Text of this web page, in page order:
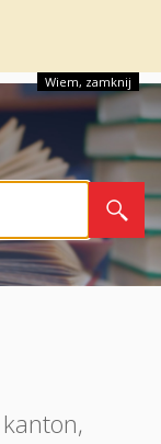
Wiem, zamknij
kanton,